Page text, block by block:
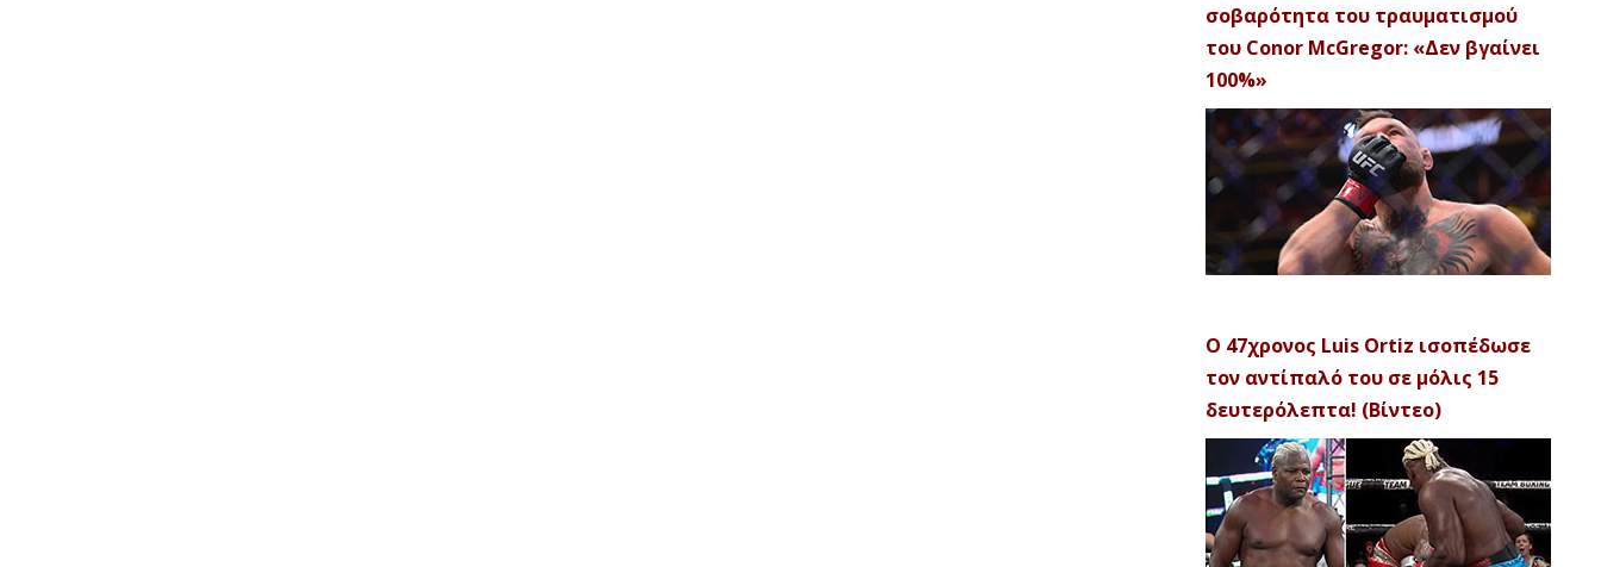
σοβαρότητα του τραυματισμού
του Conor McGregor: «Δεν βγαίνει
100%»
Ο 47χρονος Luis Ortiz ισοπέδωσε
τον αντίπαλό του σε μόλις 15
δευτερόλεπτα! (Βίντεο)